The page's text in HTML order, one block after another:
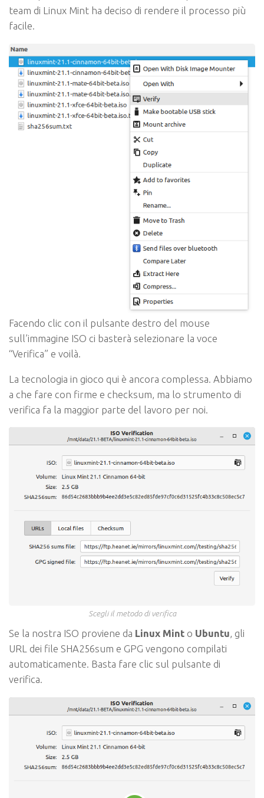
team di Linux Mint ha deciso di rendere il processo più
facile.
Facendo clic con il pulsante destro del mouse
sull’immagine ISO ci basterà selezionare la voce
“Verifica” e voilà.
La tecnologia in gioco qui è ancora complessa. Abbiamo
a che fare con firme e checksum, ma lo strumento di
verifica fa la maggior parte del lavoro per noi.
Scegli il metodo di verifica
Se la nostra ISO proviene da Linux Mint o Ubuntu, gli
URL dei file SHA256sum e GPG vengono compilati
automaticamente. Basta fare clic sul pulsante di
verifica.